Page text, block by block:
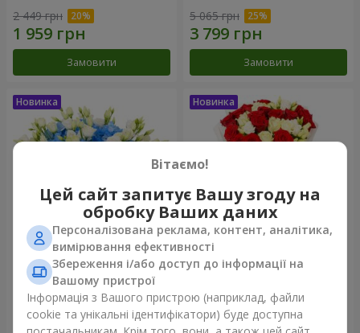
2 449 грн
Замовити
5 065 грн
Замовити
Композиція "Сільвія"
3 856 грн
Букет "Katarina"
2 874 грн
Вітаємо!
Цей сайт запитує Вашу згоду на
обробку Ваших даних
Персоналізована реклама, контент, аналітика,
вимірювання ефективності
Збереження і/або доступ до інформації на
Вашому пристрої
Інформація з Вашого пристрою (наприклад, файли
cookie та унікальні ідентифікатори) буде доступна